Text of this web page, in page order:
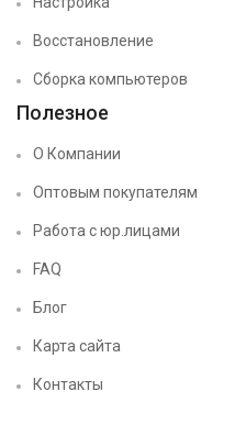
Восстановление
Сборка компьютеров
Полезное
О Компании
Оптовым покупателям
Работа с юр.лицами
FAQ
Блог
Карта сайта
Контакты